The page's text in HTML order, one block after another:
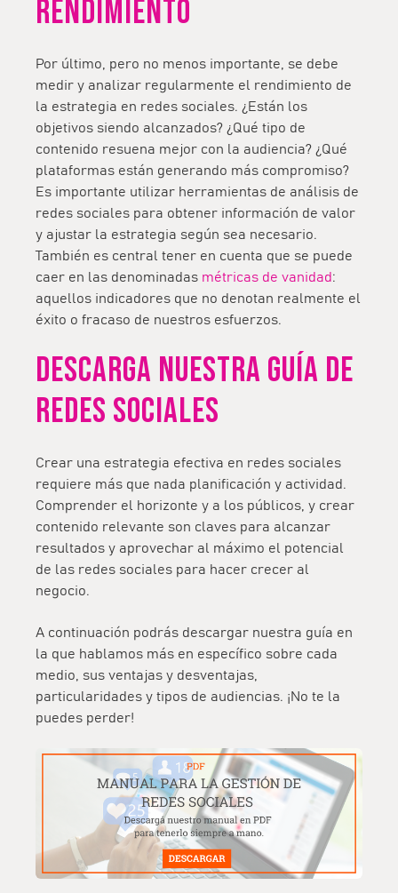
RENDIMIENTO
Por último, pero no menos importante, se debe
medir y analizar regularmente el rendimiento de
la estrategia en redes sociales. ¿Están los
objetivos siendo alcanzados? ¿Qué tipo de
contenido resuena mejor con la audiencia? ¿Qué
plataformas están generando más compromiso?
Es importante utilizar herramientas de análisis de
redes sociales para obtener información de valor
y ajustar la estrategia según sea necesario.
También es central tener en cuenta que se puede
caer en las denominadas métricas de vanidad:
aquellos indicadores que no denotan realmente el
éxito o fracaso de nuestros esfuerzos.
DESCARGA NUESTRA GUÍA DE
REDES SOCIALES
Crear una estrategia efectiva en redes sociales
requiere más que nada planificación y actividad.
Comprender el horizonte y a los públicos, y crear
contenido relevante son claves para alcanzar
resultados y aprovechar al máximo el potencial
de las redes sociales para hacer crecer al
negocio.
A continuación podrás descargar nuestra guía en
la que hablamos más en específico sobre cada
medio, sus ventajas y desventajas,
particularidades y tipos de audiencias. ¡No te la
puedes perder!